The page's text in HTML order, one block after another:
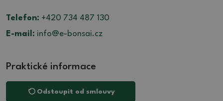
Telefon: +420 734 487 130
E-mail: info@e-bonsai.cz
Praktické informace
Odstoupit od smlouvy